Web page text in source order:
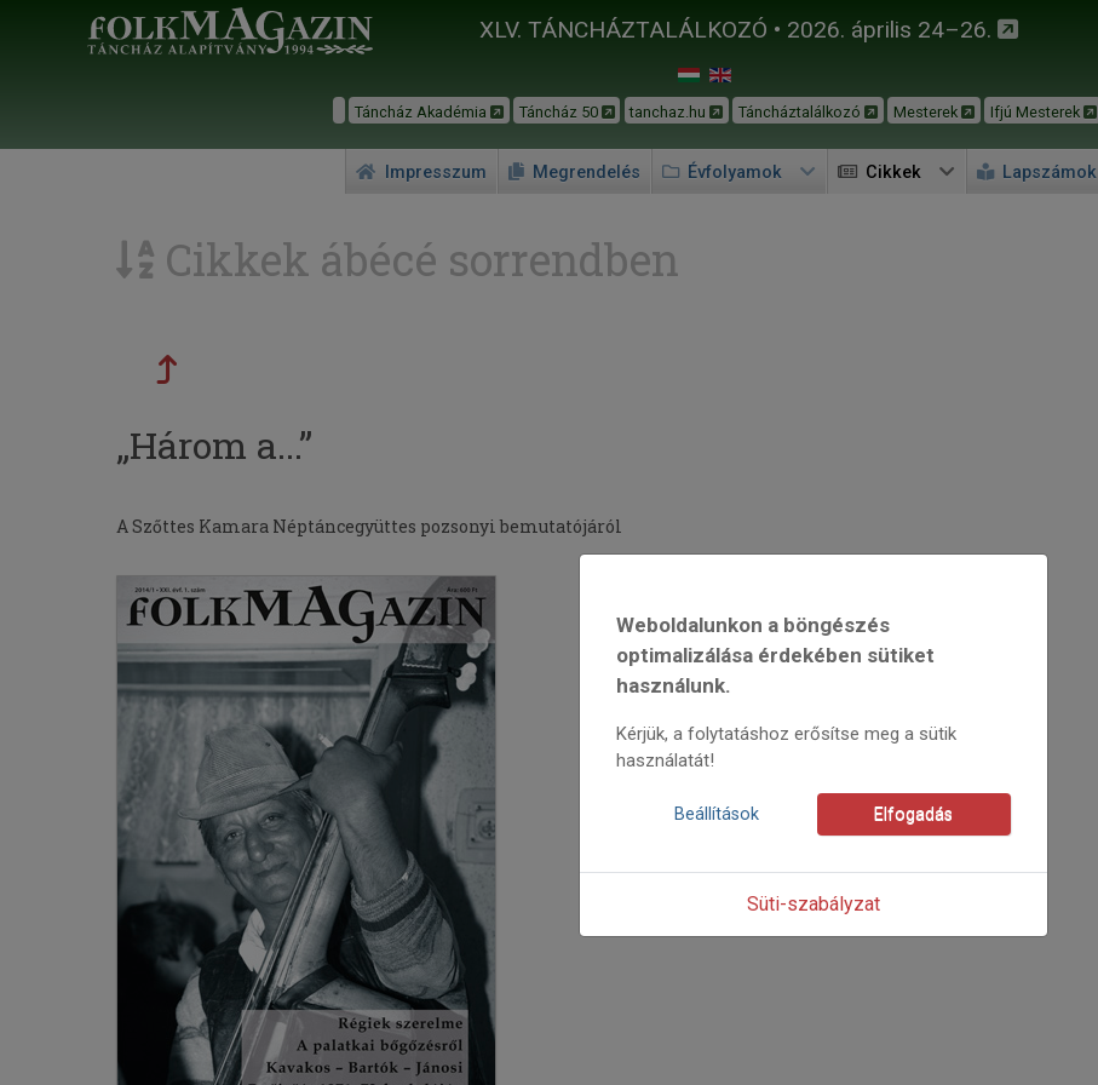
XLV. TÁNCHÁZTALÁLKOZÓ • 2026. április 24–26.
Táncház Akadémia Táncház 50 tanchaz.hu Táncháztalálkozó Mesterek Ifjú Mesterek
Impresszum Megrendelés Évfolyamok Cikkek Lapszámok
Cikkek ábécé sorrendben
„Három a...”
A Szőttes Kamara Néptáncegyüttes pozsonyi bemutatójáról
2014
2014/1
Takács András
=>
Weboldalunkon a böngészés
optimalizálása érdekében sütiket
használunk.
Kérjük, a folytatáshoz erősítse meg a sütik
használatát!
Beállítások Elfogadás
Süti-szabályzat